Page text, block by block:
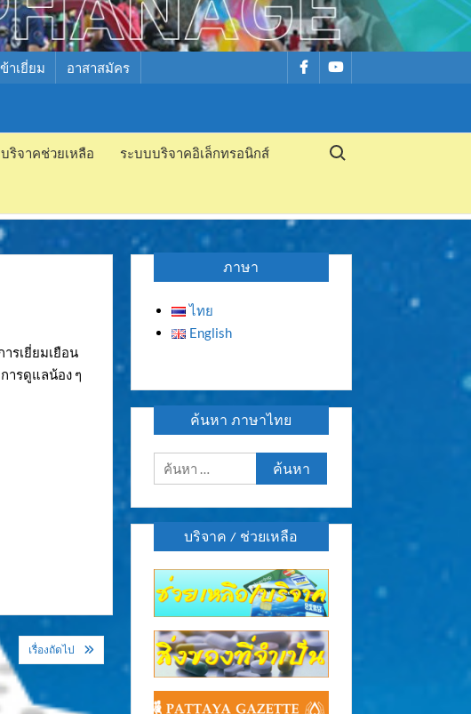
าเยี่ยม อาสาสมัคร รายการรายการ
บริจาคช่วยเหลือ ระบบบริจาคอิเล็กทรอนิกส์
Search for:
รเยี่ยมเยือน
ารดูแลน้อง ๆ
เรื่องถัดไป
ภาษา
ไทย
English
ค้นหา ภาษาไทย
ค้นหา
สำหรับ:
บริจาค / ช่วยเหลือ